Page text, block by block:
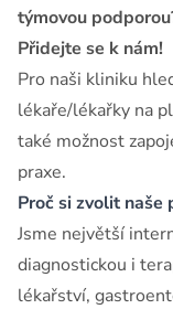
týmovou
Přidejte se k nám!
Pro naši kliniku
lékaře/lékařky na
také možnost
praxe.
Proč si zvolit naše
Jsme největší
diagnostickou i
lékařství,